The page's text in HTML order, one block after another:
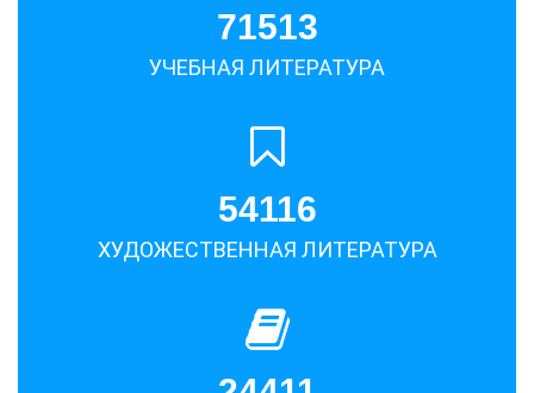
71513
УЧЕБНАЯ ЛИТЕРАТУРА
54116
ХУДОЖЕСТВЕННАЯ ЛИТЕРАТУРА